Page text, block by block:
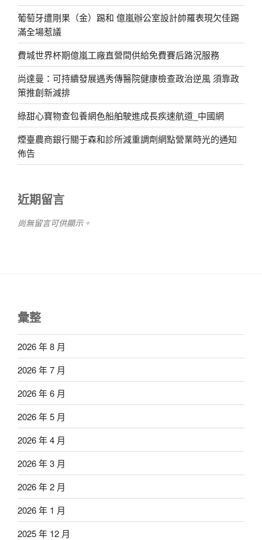
葡萄牙遭剛果（金）踢和 億嵐辦公室設計帥羅表現欠佳踢
滿全場惹議
費城世界杯期億嵐工廠直營間供給免費賽后路況服務
尚達曼：可持續發展遇秀傳醫院健康檢查政治逆風 須靠政
策推創新減排
綠甜心寶物查包養網色船舶駛進成長疾速航道_中國網
煙臺農商銀行關于森和診所減重調劑網點營業時光的通知
佈告
近期留言
尚無留言可供顯示。
彙整
2026 年 8 月
2026 年 7 月
2026 年 6 月
2026 年 5 月
2026 年 4 月
2026 年 3 月
2026 年 2 月
2026 年 1 月
2025 年 12 月